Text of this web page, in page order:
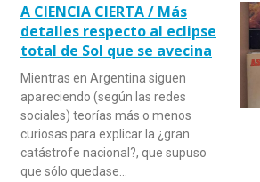
A CIENCIA CIERTA / Más
detalles respecto al eclipse
total de Sol que se avecina
Mientras en Argentina siguen
apareciendo (según las redes
sociales) teorías más o menos
curiosas para explicar la ¿gran
catástrofe nacional?, que supuso
que sólo quedase…